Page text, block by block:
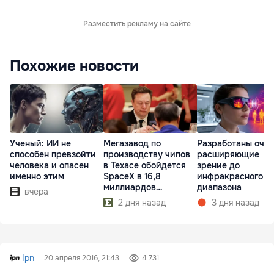
Разместить рекламу на сайте
Похожие новости
Ученый: ИИ не
способен превзойти
человека и опасен
именно этим
вчера
Мегазавод по
производству чипов
в Техасе обойдется
SpaceX в 16,8
миллиардов
долларов
2 дня назад
Разработаны
расширяющие
зрение до
инфракрасного
диапазона
3 дня назад
Ipn 20 апреля 2016, 21:43 4 731